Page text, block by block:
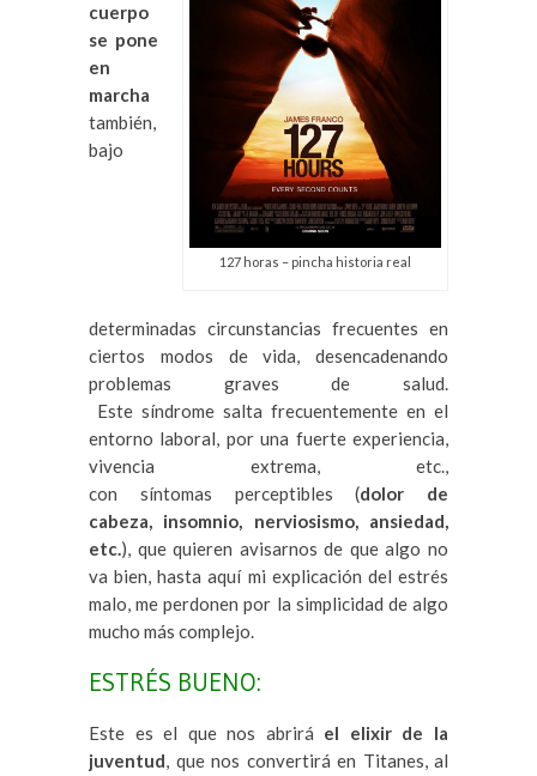
127 horas – pincha historia real
cuerpo
se pone
en
marcha
también,
bajo
determinadas circunstancias frecuentes en
ciertos modos de vida, desencadenando
problemas graves de salud.
Este síndrome salta frecuentemente en el
entorno laboral, por una fuerte experiencia,
vivencia extrema, etc.,
con síntomas perceptibles (dolor de
cabeza, insomnio, nerviosismo, ansiedad,
etc.), que quieren avisarnos de que algo no
va bien, hasta aquí mi explicación del estrés
malo, me perdonen por la simplicidad de algo
mucho más complejo.
ESTRÉS BUENO:
Este es el que nos abrirá el elixir de la
juventud, que nos convertirá en Titanes, al